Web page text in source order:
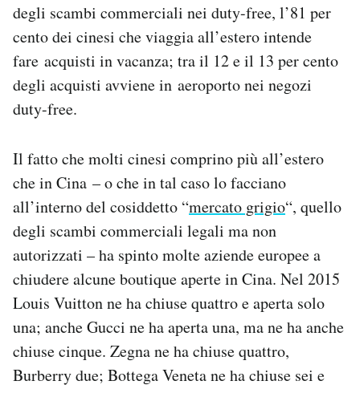
degli scambi commerciali nei duty-free, l’81 per
cento dei cinesi che viaggia all’estero intende
fare acquisti in vacanza; tra il 12 e il 13 per cento
degli acquisti avviene in aeroporto nei negozi
duty-free.
Il fatto che molti cinesi comprino più all’estero
che in Cina – o che in tal caso lo facciano
all’interno del cosiddetto “mercato grigio“, quello
degli scambi commerciali legali ma non
autorizzati – ha spinto molte aziende europee a
chiudere alcune boutique aperte in Cina. Nel 2015
Louis Vuitton ne ha chiuse quattro e aperta solo
una; anche Gucci ne ha aperta una, ma ne ha anche
chiuse cinque. Zegna ne ha chiuse quattro,
Burberry due; Bottega Veneta ne ha chiuse sei e